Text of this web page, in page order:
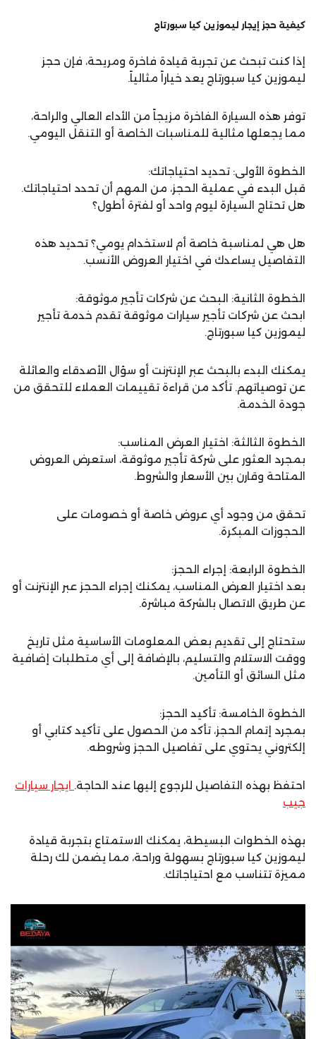
كيفية حجز إيجار ليموزين كيا سبورتاج
إذا كنت تبحث عن تجربة قيادة فاخرة ومريحة، فإن حجز
ليموزين كيا سبورتاج يعد خياراً مثالياً.
توفر هذه السيارة الفاخرة مزيجاً من الأداء العالي والراحة،
مما يجعلها مثالية للمناسبات الخاصة أو التنقل اليومي.
الخطوة الأولى: تحديد احتياجاتك:
قبل البدء في عملية الحجز، من المهم أن تحدد احتياجاتك.
هل تحتاج السيارة ليوم واحد أو لفترة أطول؟
هل هي لمناسبة خاصة أم لاستخدام يومي؟ تحديد هذه
التفاصيل يساعدك في اختيار العروض الأنسب.
الخطوة الثانية: البحث عن شركات تأجير موثوقة:
ابحث عن شركات تأجير سيارات موثوقة تقدم خدمة تأجير
ليموزين كيا سبورتاج.
يمكنك البدء بالبحث عبر الإنترنت أو سؤال الأصدقاء والعائلة
عن توصياتهم. تأكد من قراءة تقييمات العملاء للتحقق من
جودة الخدمة.
الخطوة الثالثة: اختيار العرض المناسب:
بمجرد العثور على شركة تأجير موثوقة، استعرض العروض
المتاحة وقارن بين الأسعار والشروط.
تحقق من وجود أي عروض خاصة أو خصومات على
الحجوزات المبكرة.
الخطوة الرابعة: إجراء الحجز:
بعد اختيار العرض المناسب، يمكنك إجراء الحجز عبر الإنترنت أو
عن طريق الاتصال بالشركة مباشرة.
ستحتاج إلى تقديم بعض المعلومات الأساسية مثل تاريخ
ووقت الاستلام والتسليم، بالإضافة إلى أي متطلبات إضافية
مثل السائق أو التأمين.
الخطوة الخامسة: تأكيد الحجز:
بمجرد إتمام الحجز، تأكد من الحصول على تأكيد كتابي أو
إلكتروني يحتوي على تفاصيل الحجز وشروطه.
احتفظ بهذه التفاصيل للرجوع إليها عند الحاجة. ايجار سيارات
جيب
بهذه الخطوات البسيطة، يمكنك الاستمتاع بتجربة قيادة
ليموزين كيا سبورتاج بسهولة وراحة، مما يضمن لك رحلة
مميزة تتناسب مع احتياجاتك.